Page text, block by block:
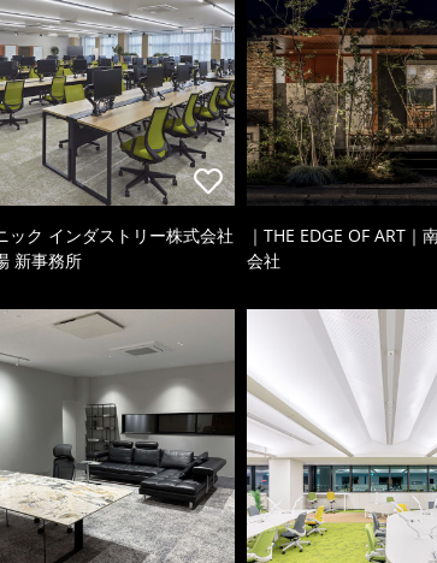
ック インダストリー株式会社
新事務所
｜THE EDGE OF ART｜
会社